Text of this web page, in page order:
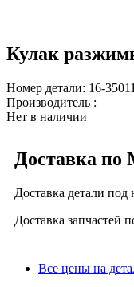
Кулак
Номер детали: 16-
Производитель :
Нет в наличии
Доставка по
Доставка детали
Доставка запчастей
Все цены на